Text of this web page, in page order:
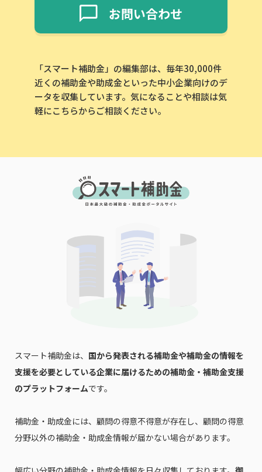
お問い合わせ
「スマート補助金」の編集部は、毎年30,000件
近くの補助金や助成金といった中小企業向けのデ
ータを収集しています。気になることや相談は気
軽にこちらからご相談ください。
スマート補助金は、 国から発表される補助金や補助金の情報を
支援を必要としている企業に届けるための補助金・補助金支援
のプラットフォームです。
補助金・助成金には、顧問の得意不得意が存在し、顧問の得意
分野以外の補助金・助成金情報が届かない場合があります。